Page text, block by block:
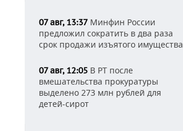
07 авг, 13:37 Минфин России
предложил сократить в два раза
срок продажи изъятого имущества
07 авг, 12:05 В РТ после
вмешательства прокуратуры
выделено 273 млн рублей для
детей-сирот